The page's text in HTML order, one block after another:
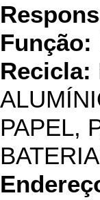
Função:
Recicla:
PAPEL,